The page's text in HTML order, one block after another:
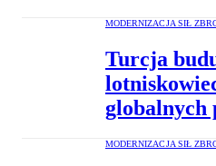
MODERNIZACJA SIŁ
Turcja
globalnych
MODERNIZACJA SIŁ